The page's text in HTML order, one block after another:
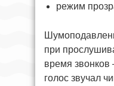
режим
при
время
голос звучал